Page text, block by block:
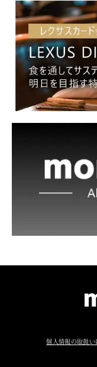
個人情報の取扱い